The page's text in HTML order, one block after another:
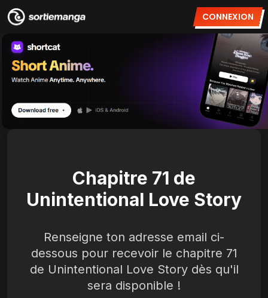
CONNEXION
Chapitre 71 de
Unintentional Love Story
Renseigne ton adresse email ci-
dessous pour recevoir le chapitre 71
de Unintentional Love Story dès qu'il
sera disponible !